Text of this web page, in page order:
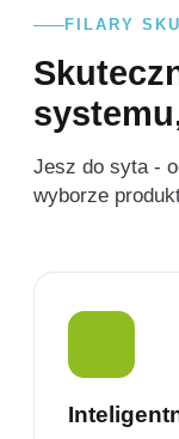
FILARY
Jesz do syta -
wyborze